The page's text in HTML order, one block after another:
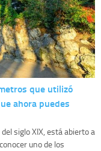
que utilizó
ahora puedes
siglo XIX, está abierto a
uno de los